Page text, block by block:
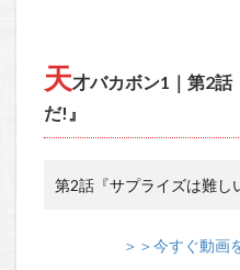
天才バカボン1｜第2話
だ!』
第2話『サプライズは難し
＞＞今すぐ動画